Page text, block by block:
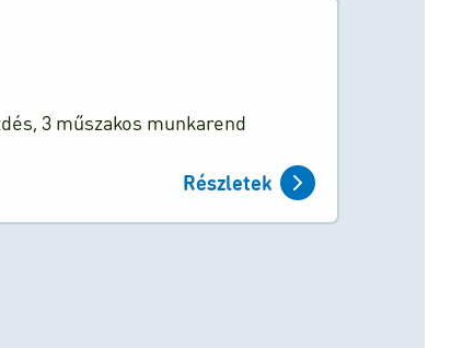
3 műszakos munkarend
Részletek